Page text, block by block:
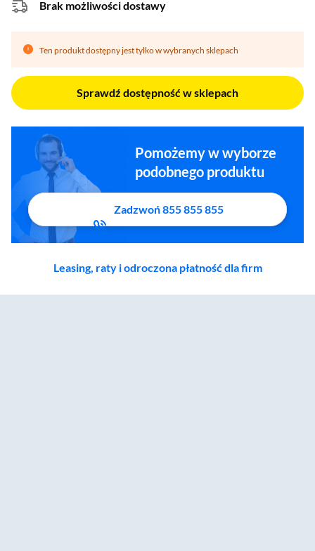
Brak możliwości dostawy
Ten produkt dostępny jest tylko w wybranych sklepach
Sprawdź dostępność w sklepach
Pomożemy w wyborze
podobnego produktu
Zadzwoń 855 855 855
Leasing, raty i odroczona płatność dla firm